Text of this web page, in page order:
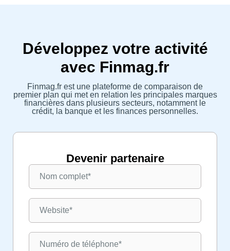
Développez votre activité
avec Finmag.fr
Finmag.fr est une plateforme de comparaison de
premier plan qui met en relation les principales marques
financières dans plusieurs secteurs, notamment le
crédit, la banque et les finances personnelles.
Devenir partenaire